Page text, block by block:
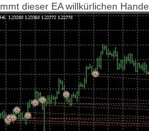
dieser EA willkürlichen